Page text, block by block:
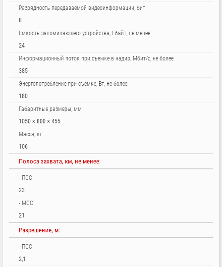
Разрядность передаваемой видеоинформации, бит
8
Ёмкость запоминающего устройства, Гбайт, не менее
24
Информационный поток при съемке в надир, Мбит/с, не более
385
Энергопотребление при съемке, Вт, не более
180
Габаритные размеры, мм
1050 × 800 × 455
Масса, кг
106
Полоса захвата, км, не менее:
- ПСС
23
- МСС
21
Разрешение, м:
- ПСС
2,1